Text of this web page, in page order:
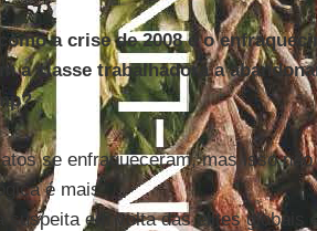
a crise de 2008 e o
a classe trabalhadora a
se enfraqueceram, mas isso
é mais
suspeita em volta das elites globais